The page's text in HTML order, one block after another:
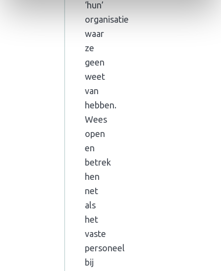
‘hun’
organisatie
waar
ze
geen
weet
van
hebben.
Wees
open
en
betrek
hen
net
als
het
vaste
personeel
bij